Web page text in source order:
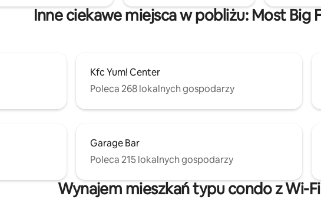
ugościć!Inne ciekawe miejsca w pobliżu: Most Big
Kfc Yum! Center
Poleca 268 lokalnych gospodarzy
Garage Bar
Poleca 215 lokalnych gospodarzy
Wynajem mieszkań typu condo z Wi-Fi